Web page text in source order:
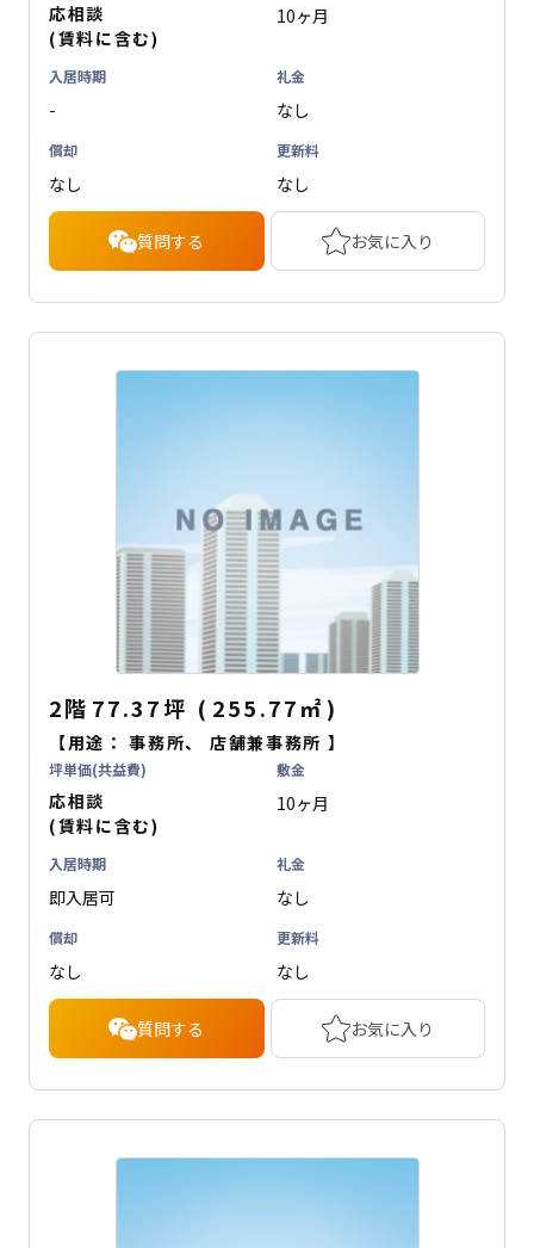
応相談
(賃料に含む)
10ヶ月
入居時期
-
礼金
なし
償却
なし
更新料
なし
質問する お気に入り
2階 77.37坪 ( 255.77㎡ )
【用途：事務所、 店舗兼事務所 】
坪単価(共益費)
応相談
(賃料に含む)
敷金
10ヶ月
入居時期
即入居可
礼金
なし
償却
なし
更新料
なし
質問する お気に入り